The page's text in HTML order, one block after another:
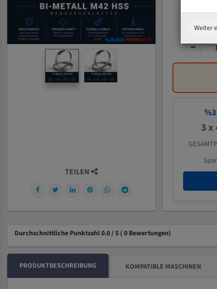
%3
3 x
TEILEN
Durchschnittliche Punktzahl 0.0 / 5 ( 0 Bewertungen)
PRODUKTBESCHREIBUNG KOMPATIBLE MASCHINEN
Weiter